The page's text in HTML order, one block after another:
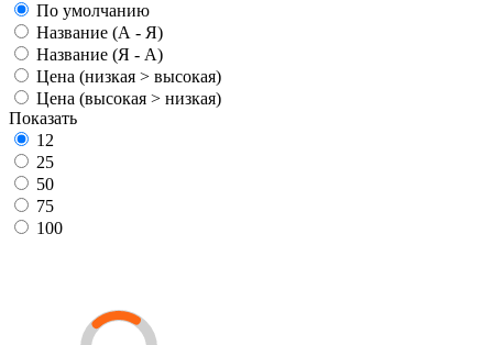
По умолчанию
Название (А - Я)
Название (Я - А)
Цена (низкая > высокая)
Цена (высокая > низкая)
Показать
12
25
50
75
100